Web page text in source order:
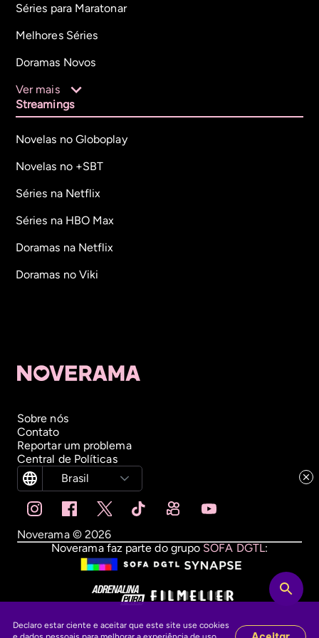
Declaro estar ciente e aceitar que este site use cookies
Séries para Maratonar
Melhores Séries
Doramas Novos
Ver mais
Streamings
Novelas no Globoplay
Novelas no +SBT
Séries na Netflix
Séries na HBO Max
Doramas na Netflix
Doramas no Viki
Sobre nós
Contato
Reportar um problema
Central de Políticas
Brasil
Noverama © 2026
Noverama faz parte do grupo SOFA DGTL: